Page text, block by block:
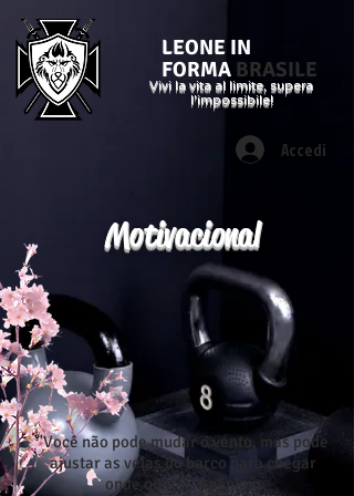
LEONE IN
FORMA BRASILE
Vivi la vita al limite, supera
l'impossibile!
Accedi
Motivacional
"Você não pode mudar o vento, mas pode
ajustar as velas do barco para chegar
onde quer." - Anônimo